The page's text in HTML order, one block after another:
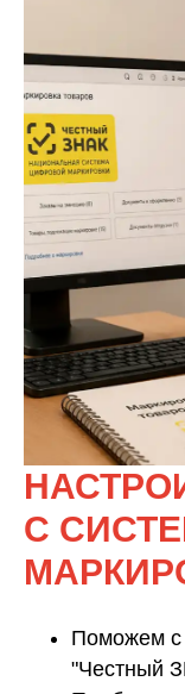
С
Поможем с
"Честный